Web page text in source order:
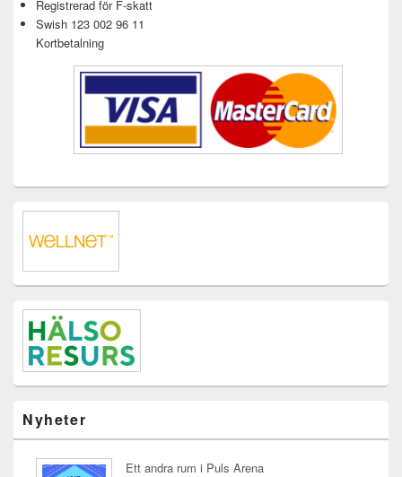
Registrerad för F-skatt
Swish 123 002 96 11
Kortbetalning
Nyheter
Ett andra rum i Puls Arena